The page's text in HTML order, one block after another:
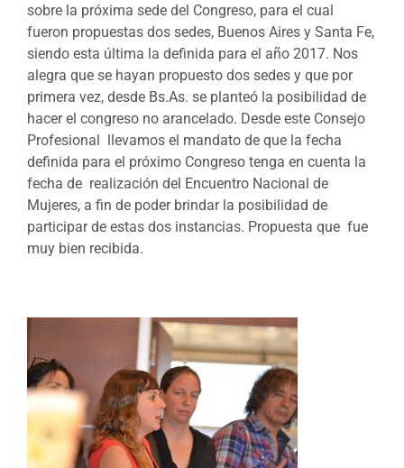
sobre la próxima sede del Congreso, para el cual
fueron propuestas dos sedes, Buenos Aires y Santa Fe,
siendo esta última la definida para el año 2017. Nos
alegra que se hayan propuesto dos sedes y que por
primera vez, desde Bs.As. se planteó la posibilidad de
hacer el congreso no arancelado. Desde este Consejo
Profesional llevamos el mandato de que la fecha
definida para el próximo Congreso tenga en cuenta la
fecha de realización del Encuentro Nacional de
Mujeres, a fin de poder brindar la posibilidad de
participar de estas dos instancias. Propuesta que fue
muy bien recibida.